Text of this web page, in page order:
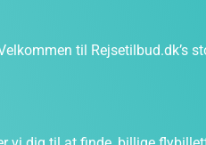
til Rejsetilbud.dk’s